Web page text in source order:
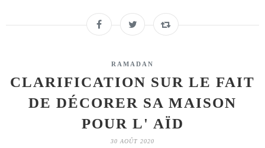
RAMADAN
CLARIFICATION SUR LE FAIT
DE DÉCORER SA MAISON
POUR L' AÏD
30 AOÛT 2020